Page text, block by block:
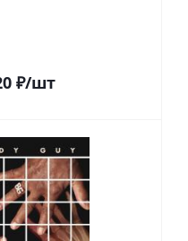
₽/шт